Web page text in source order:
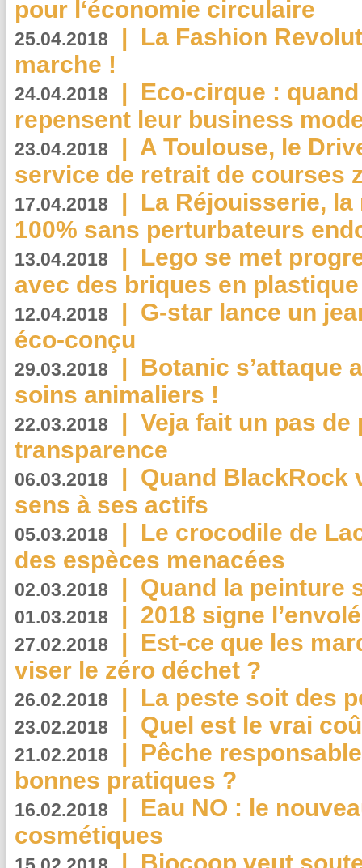
pour l‘économie circulaire
25.04.2018 | La Fashion
marche !
24.04.2018 | Eco-cirque :
repensent leur business
23.04.2018 | A Toulouse, le
service de retrait de courses
17.04.2018 | La Réjouisserie,
100% sans perturbateurs
13.04.2018 | Lego se met
avec des briques en
12.04.2018 | G-star lance un
éco-conçu
29.03.2018 | Botanic s’attaque
soins animaliers !
22.03.2018 | Veja fait un pas de
transparence
06.03.2018 | Quand BlackRock
sens à ses actifs
05.03.2018 | Le crocodile de
des espèces menacées
02.03.2018 | Quand la peinture
01.03.2018 | 2018 signe
27.02.2018 | Est-ce que les
viser le zéro déchet ?
26.02.2018 | La peste soit des
23.02.2018 | Quel est le vrai
21.02.2018 | Pêche
bonnes pratiques ?
16.02.2018 | Eau NO : le
cosmétiques